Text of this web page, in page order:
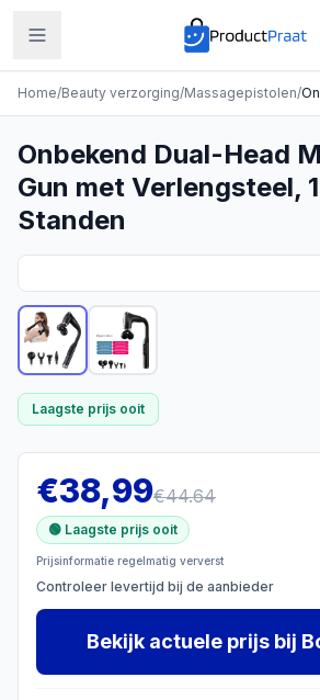
Home/Beauty verzorging/Massagepistolen/
Onbekend Dual-Head
Gun met Verlengsteel,
Standen
Laagste prijs ooit
€38,99€44.64
🟢 Laagste prijs ooit
Prijsinformatie regelmatig ververst
Controleer levertijd bij de aanbieder
Bekijk actuele prijs bij